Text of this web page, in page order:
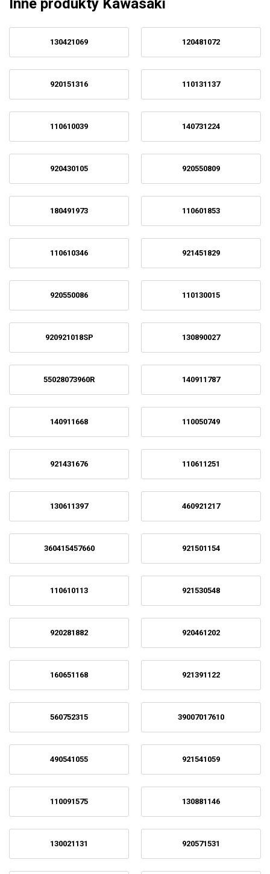
Inne produkty Kawasaki
130421069 120481072
920151316 110131137
110610039 140731224
920430105 920550809
180491973 110601853
110610346 921451829
920550086 110130015
920921018SP 130890027
55028073960R 140911787
140911668 110050749
921431676 110611251
130611397 460921217
360415457660 921501154
110610113 921530548
920281882 920461202
160651168 921391122
560752315 39007017610
490541055 921541059
110091575 130881146
130021131 920571531